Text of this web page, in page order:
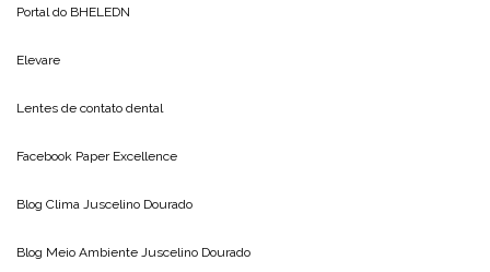
Portal do BHELEDN
Elevare
Lentes de contato dental
Facebook Paper Excellence
Blog Clima Juscelino Dourado
Blog Meio Ambiente Juscelino Dourado